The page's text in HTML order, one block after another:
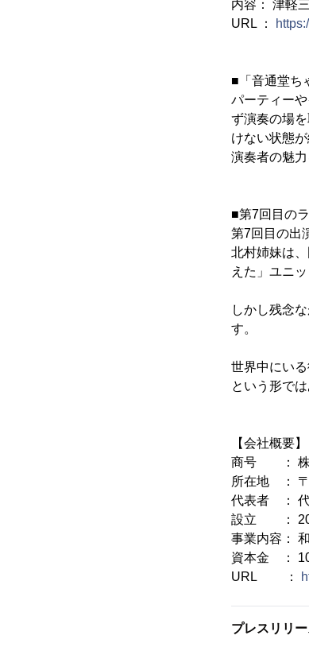
内容： 津軽
URL ：
■「音通堂ち
パーティー
ず演奏の場
けない状態
演奏者の魅力
■第7回目の
第7回目の出
北村姉妹は
えた」ユニッ
しかし残念
す。
世界中にい
という形で
【会社概要】
商号 ： 株
所在地 ：
代表者 ：
設立 ：
事業内容：
資本金 ：
URL ：
プレスリリ